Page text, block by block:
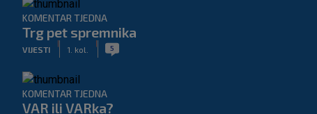
KOMENTAR TJEDNA
Trg pet spremnika
VIJESTI 1. kol. 5
KOMENTAR TJEDNA
VAR ili VARka?